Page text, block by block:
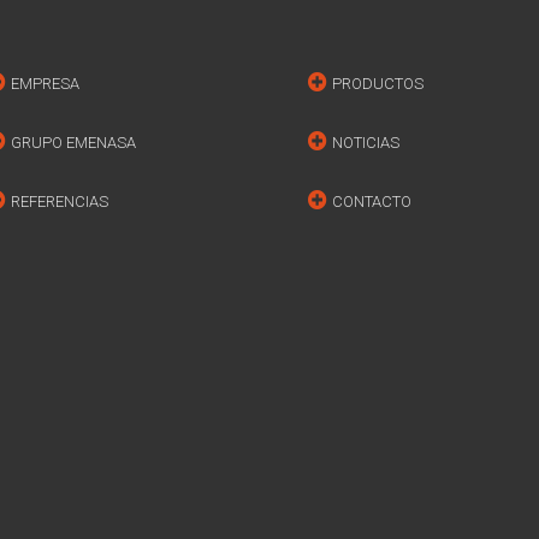
EMPRESA
GRUPO EMENASA
REFERENCIAS
PRODUCTOS
NOTICIAS
CONTACTO